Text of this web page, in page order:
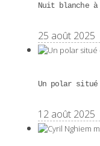
Nuit blanche
25 août 2025
Un polar situé
12 août 2025